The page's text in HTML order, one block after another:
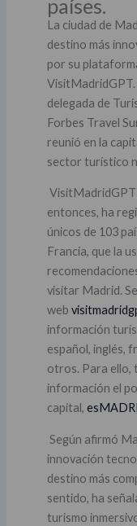
países.
La ciudad de
destino más
por su
VisitMadridGPT.
delegada de
Forbes Travel
reunió en la
sector turístico
VisitMadridGPT
entonces, ha
únicos de 103
Francia, que la
visitar Madrid.
web
información
español, inglés,
otros. Para ello,
información el
capital,
Según afirmó
innovación
destino más
sentido, ha
turismo